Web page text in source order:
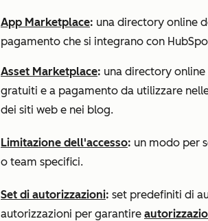
App Marketplace: una directory online
pagamento che si integrano con
Asset Marketplace: una directory
gratuiti e a pagamento da utilizzare
dei siti web e nei blog.
Limitazione dell'accesso: un modo per
o team specifici.
Set di autorizzazioni: set predefiniti di
autorizzazioni per garantire